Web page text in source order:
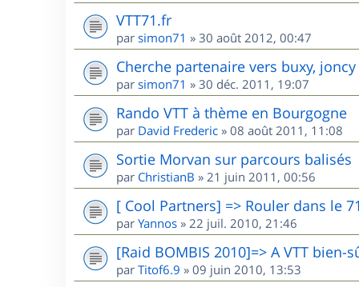
VTT71.fr
par simon71 » 30 août 2012, 00:47
Cherche partenaire vers buxy,
par simon71 » 30 déc. 2011, 19:07
Rando VTT à thème en Bourgogne
par David Frederic » 08 août 2011, 11:08
Sortie Morvan sur parcours balisés
par ChristianB » 21 juin 2011, 00:56
[ Cool Partners] => Rouler dans le 71
par Yannos » 22 juil. 2010, 21:46
[Raid BOMBIS 2010]=> A VTT bien-
par Titof6.9 » 09 juin 2010, 13:53